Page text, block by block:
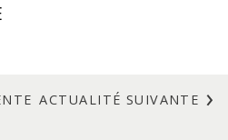
ACTUALITÉ SUIVANTE